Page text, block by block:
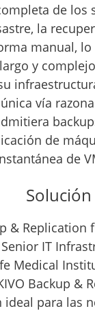
de los
la
manual,
y
vía
de
de
Solución
& Replication
IT
Medical
Backup &
para las